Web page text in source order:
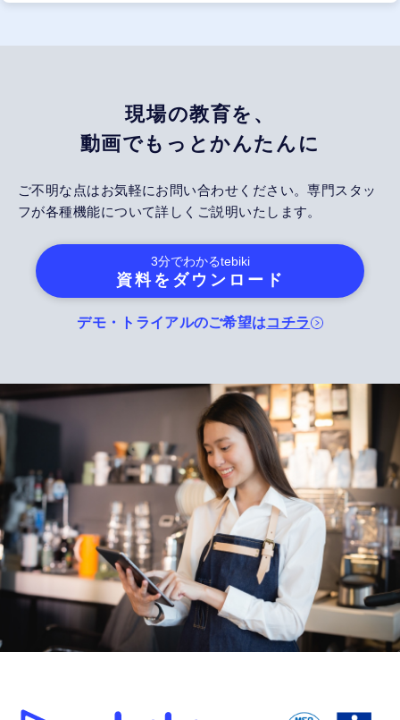
現場の教育を、
動画でもっとかんたんに
ご不明な点はお気軽にお問い合わせください。専門スタッ
フが各種機能について詳しくご説明いたします。
3分でわかるtebiki
資料をダウンロード
デモ・トライアルのご希望はコチラ